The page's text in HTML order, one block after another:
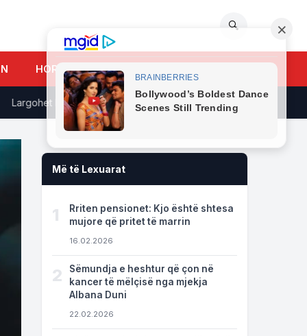
🔍
HOROSKOPI
Evis Sala? REAGON Ministria e Shëndetësisë, si qëndron e
Më të Lexuarat
1
Rriten pensionet: Kjo është shtesa
mujore që pritet të marrin
16.02.2026
2
Sëmundja e heshtur që çon në
kancer të mëlçisë nga mjekja
Albana Duni
22.02.2026